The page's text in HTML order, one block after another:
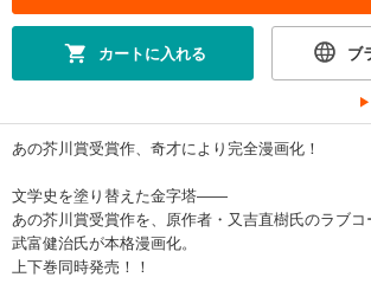
カートに入れる ブ
あの芥川賞受賞作、奇才により完全漫画化！
文学史を塗り替えた金字塔――
あの芥川賞受賞作を、原作者・又吉直樹氏のラブコ
武富健治氏が本格漫画化。
上下巻同時発売！！